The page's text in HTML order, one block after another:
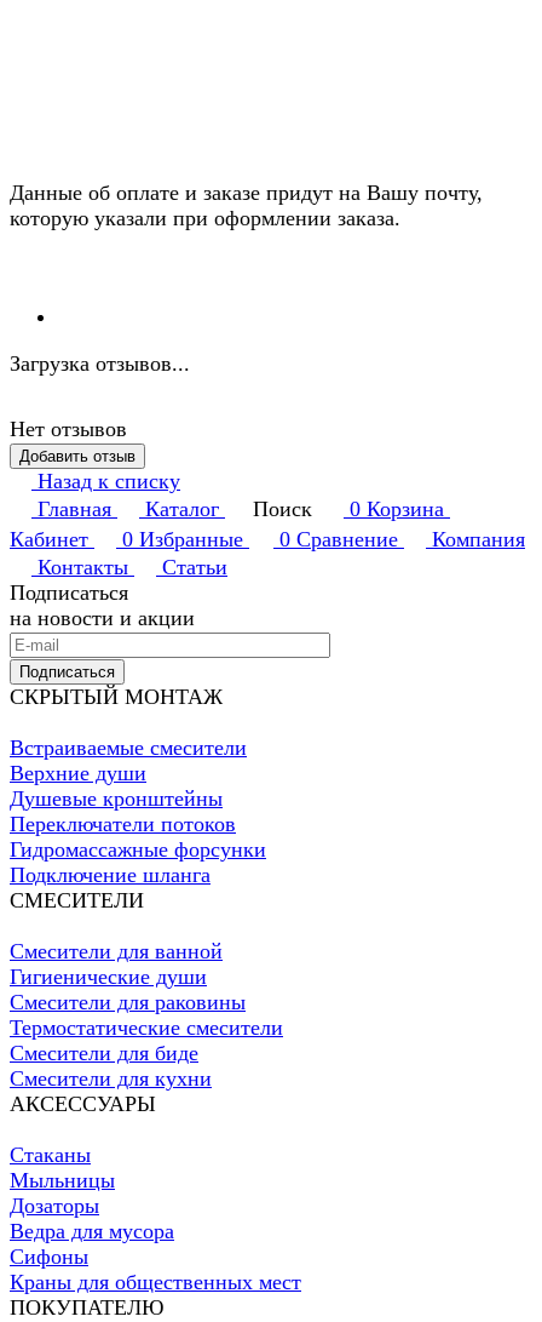
Данные об оплате и заказе придут на Вашу почту,
которую указали при оформлении заказа.
Загрузка отзывов...
Нет отзывов
Добавить отзыв
Назад к списку
Главная
Каталог Поиск 0 Корзина
Кабинет
0 Избранные 0 Сравнение
Компания
Контакты
Статьи
Подписаться
на новости и акции
Подписаться
СКРЫТЫЙ МОНТАЖ
Встраиваемые смесители
Верхние души
Душевые кронштейны
Переключатели потоков
Гидромассажные форсунки
Подключение шланга
СМЕСИТЕЛИ
Смесители для ванной
Гигиенические души
Смесители для раковины
Термостатические смесители
Смесители для биде
Смесители для кухни
АКСЕССУАРЫ
Стаканы
Мыльницы
Дозаторы
Ведра для мусора
Сифоны
Краны для общественных мест
ПОКУПАТЕЛЮ